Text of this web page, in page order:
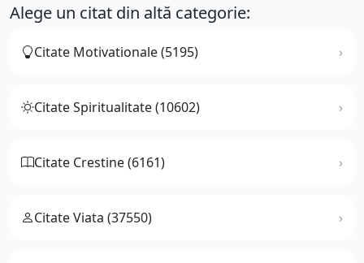
Alege un citat din altă categorie:
Citate Motivationale (5195)
Citate Spiritualitate (10602)
Citate Crestine (6161)
Citate Viata (37550)